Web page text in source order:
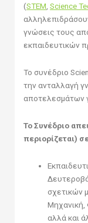
(STEM Science
γνώσεις τους
εκπαιδευτικών
Το συνέδριο
την ανταλλαγή
αποτελεσμάτων
Το Συνέδριο
περιορίζεται)
σχετικών
Μηχανική,
αλλά και